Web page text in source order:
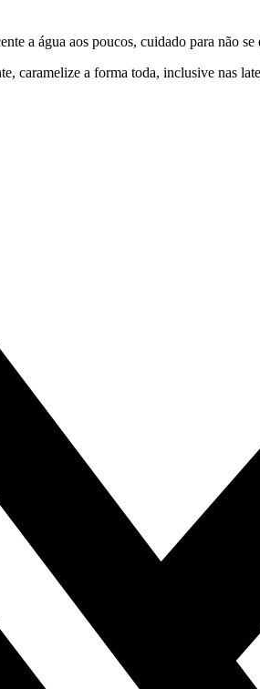
a água aos poucos, cuidado para não se
caramelize a forma toda, inclusive nas